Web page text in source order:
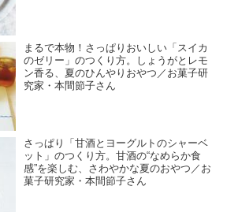
まるで本物！さっぱりおいしい「スイカ
のゼリー」のつくり方。しょうがとレモ
ン香る、夏のひんやりおやつ／お菓子研
究家・本間節子さん
さっぱり「甘酒とヨーグルトのシャーベ
ット」のつくり方。甘酒の“なめらか食
感”を楽しむ、さわやかな夏のおやつ／お
菓子研究家・本間節子さん